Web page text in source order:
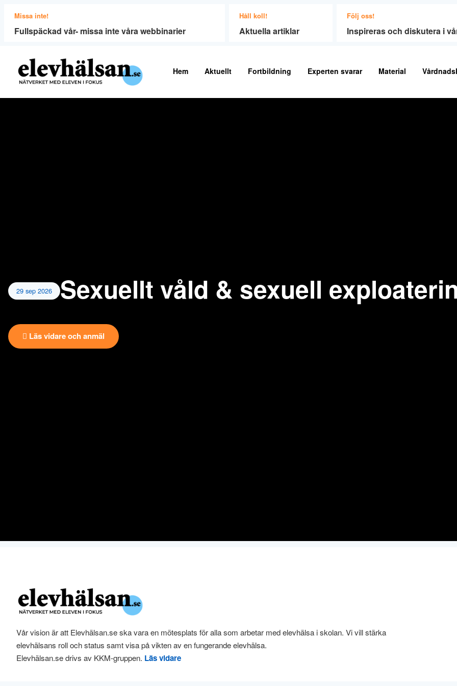
Missa inte!
Fullspäckad vår- missa inte våra webbinarier
Håll koll!
Aktuella artiklar
Följ oss!
Inspireras och diskutera i
Hem Aktuellt Fortbildning Experten svarar Material
29 sep 2026 Sexuellt våld & sexuell
Läs vidare och anmäl
Vår vision är att Elevhälsan.se ska vara en mötesplats för alla som arbetar med elevhälsa i skolan. Vi vill stärka
elevhälsans roll och status samt visa på vikten av en fungerande elevhälsa.
Elevhälsan.se drivs av KKM-gruppen. Läs vidare